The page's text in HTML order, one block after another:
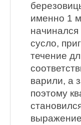
именно 1
сусло,
течение
варили, а
поэтому